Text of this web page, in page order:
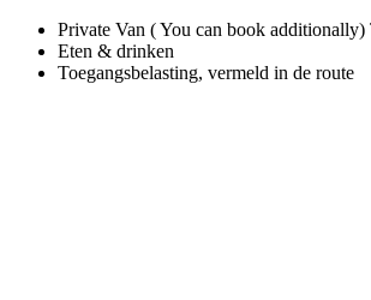
Private Van ( You can book
Eten & drinken
Toegangsbelasting, vermeld in de route